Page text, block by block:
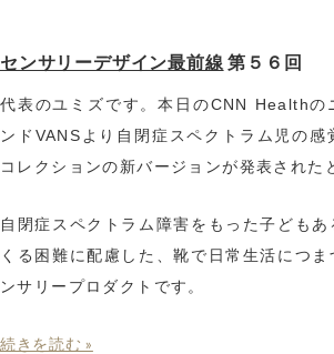
センサリーデザイン最前線 第５６回
代表のユミズです。本日のCNN Healthの
ンドVANSより自閉症スペクトラム児の
コレクションの新バージョンが発表された
自閉症スペクトラム障害をもった子ども
くる困難に配慮した、靴で日常生活につ
ンサリープロダクトです。
続きを読む »